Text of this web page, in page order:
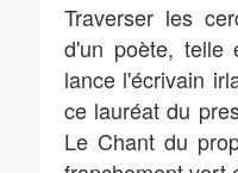
Traverser les
d'un poète, telle
lance l'écrivain
ce lauréat du
Le Chant du